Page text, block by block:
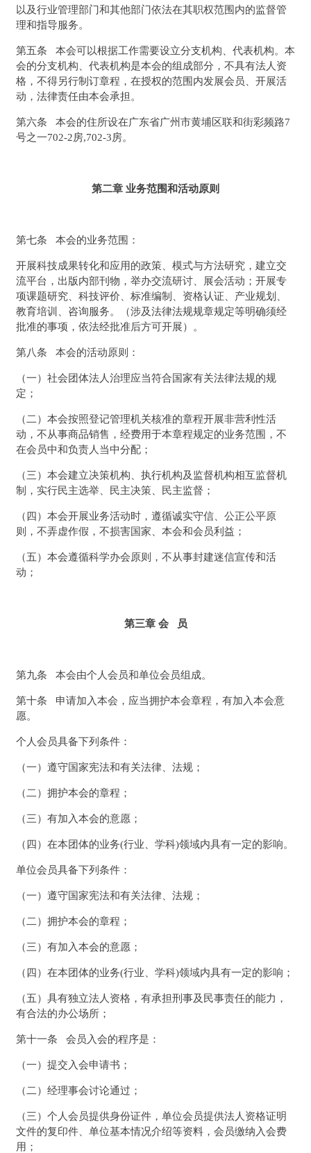
以及行业管理部门和其他部门依法在其职权范围内的监督管
理和指导服务。
第五条 本会可以根据工作需要设立分支机构、代表机构。本
会的分支机构、代表机构是本会的组成部分，不具有法人资
格，不得另行制订章程，在授权的范围内发展会员、开展活
动，法律责任由本会承担。
第六条 本会的住所设在广东省广州市黄埔区联和街彩频路7
号之一702-2房,702-3房。
第二章 业务范围和活动原则
第七条 本会的业务范围：
开展科技成果转化和应用的政策、模式与方法研究，建立交
流平台，出版内部刊物，举办交流研讨、展会活动；开展专
项课题研究、科技评价、标准编制、资格认证、产业规划、
教育培训、咨询服务。（涉及法律法规规章规定等明确须经
批准的事项，依法经批准后方可开展）。
第八条 本会的活动原则：
（一）社会团体法人治理应当符合国家有关法律法规的规
定；
（二）本会按照登记管理机关核准的章程开展非营利性活
动，不从事商品销售，经费用于本章程规定的业务范围，不
在会员中和负责人当中分配；
（三）本会建立决策机构、执行机构及监督机构相互监督机
制，实行民主选举、民主决策、民主监督；
（四）本会开展业务活动时，遵循诚实守信、公正公平原
则，不弄虚作假，不损害国家、本会和会员利益；
（五）本会遵循科学办会原则，不从事封建迷信宣传和活
动；
第三章 会 员
第九条 本会由个人会员和单位会员组成。
第十条 申请加入本会，应当拥护本会章程，有加入本会意
愿。
个人会员具备下列条件：
（一）遵守国家宪法和有关法律、法规；
（二）拥护本会的章程；
（三）有加入本会的意愿；
（四）在本团体的业务(行业、学科)领域内具有一定的影响。
单位会员具备下列条件：
（一）遵守国家宪法和有关法律、法规；
（二）拥护本会的章程；
（三）有加入本会的意愿；
（四）在本团体的业务(行业、学科)领域内具有一定的影响；
（五）具有独立法人资格，有承担刑事及民事责任的能力，
有合法的办公场所；
第十一条 会员入会的程序是：
（一）提交入会申请书；
（二）经理事会讨论通过；
（三）个人会员提供身份证件，单位会员提供法人资格证明
文件的复印件、单位基本情况介绍等资料，会员缴纳入会费
用；